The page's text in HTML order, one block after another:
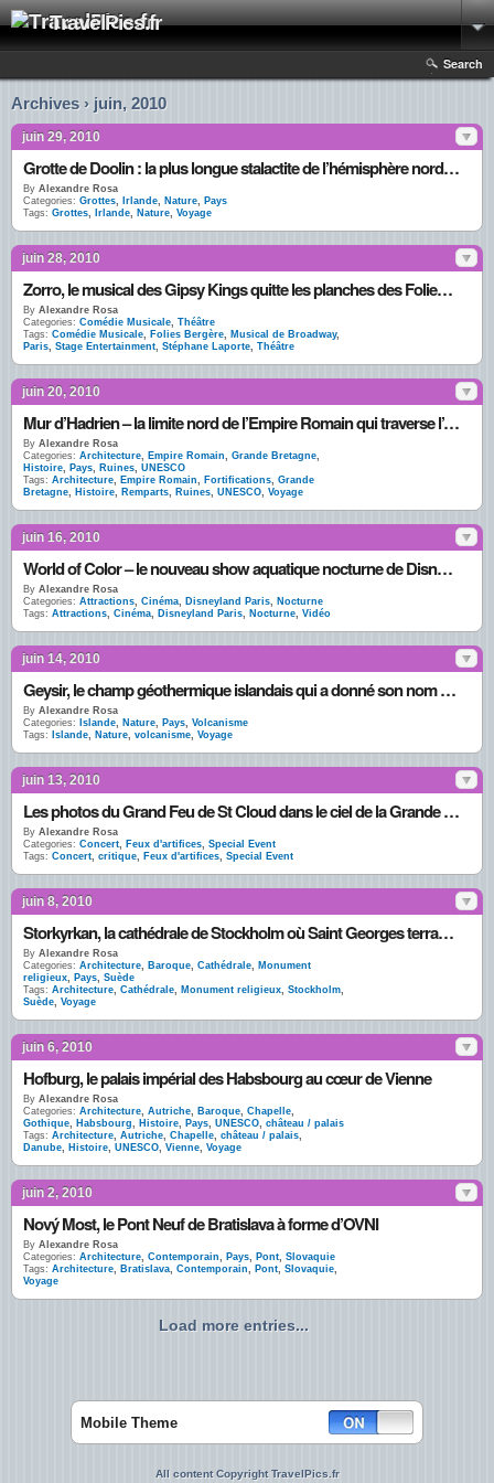
TravelPics.fr
Search
Archives › juin, 2010
juin 29, 2010
Grotte de Doolin : la plus longue stalactite de l’hémisphère nord est en Irlande
By Alexandre Rosa
Categories: Grottes, Irlande, Nature, Pays
Tags: Grottes, Irlande, Nature, Voyage
juin 28, 2010
Zorro, le musical des Gipsy Kings quitte les planches des Folies Bergère
By Alexandre Rosa
Categories: Comédie Musicale, Théâtre
Tags: Comédie Musicale, Folies Bergère, Musical de Broadway,
Paris, Stage Entertainment, Stéphane Laporte, Théâtre
juin 20, 2010
Mur d’Hadrien – la limite nord de l’Empire Romain qui traverse l’Angleterre
By Alexandre Rosa
Categories: Architecture, Empire Romain, Grande Bretagne,
Histoire, Pays, Ruines, UNESCO
Tags: Architecture, Empire Romain, Fortifications, Grande
Bretagne, Histoire, Remparts, Ruines, UNESCO, Voyage
juin 16, 2010
World of Color – le nouveau show aquatique nocturne de Disney’s California Adventure en photos et vidéos
By Alexandre Rosa
Categories: Attractions, Cinéma, Disneyland Paris, Nocturne
Tags: Attractions, Cinéma, Disneyland Paris, Nocturne, Vidéo
juin 14, 2010
Geysir, le champ géothermique islandais qui a donné son nom aux geysers du monde entier
By Alexandre Rosa
Categories:
Islande, Nature, Pays, Volcanisme
Tags:
Islande, Nature, volcanisme, Voyage
juin 13, 2010
Les photos du Grand Feu de St Cloud dans le ciel de la Grande Cascade
By Alexandre Rosa
Categories: Concert, Feux d'artifices, Special Event
Tags: Concert, critique, Feux d'artifices, Special Event
juin 8, 2010
Storkyrkan, la cathédrale de Stockholm où Saint Georges terrasse le Dragon
By Alexandre Rosa
Categories: Architecture, Baroque, Cathédrale, Monument
religieux, Pays, Suède
Tags: Architecture, Cathédrale, Monument religieux, Stockholm,
Suède, Voyage
juin 6, 2010
Hofburg, le palais impérial des Habsbourg au cœur de Vienne
By Alexandre Rosa
Categories: Architecture, Autriche, Baroque, Chapelle,
Gothique, Habsbourg, Histoire, Pays, UNESCO, château / palais
Tags: Architecture, Autriche, Chapelle, château / palais,
Danube, Histoire, UNESCO, Vienne, Voyage
juin 2, 2010
Nový Most, le Pont Neuf de Bratislava à forme d’OVNI
By Alexandre Rosa
Categories: Architecture, Contemporain, Pays, Pont, Slovaquie
Tags: Architecture, Bratislava, Contemporain, Pont, Slovaquie,
Voyage
Load more entries...
Mobile Theme
All content Copyright TravelPics.fr